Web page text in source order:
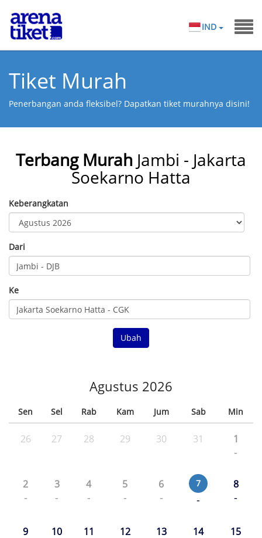
IND
Tiket Murah
Penerbangan anda fleksibel? Dapatkan tiket murahnya disini!
Terbang Murah Jambi - Jakarta
Soekarno Hatta
Keberangkatan
Dari
Ke
Ubah
Agustus 2026
Sen Sel Rab Kam Jum Sab Min
26 27 28 29 30 31 1
-
2
-
3
-
4
-
5
-
6
-
7
-
8
-
9 10 11 12 13 14 15